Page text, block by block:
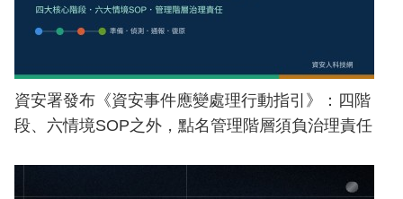
資安署發布《資安事件應變處理行動指引》：四階
段、六情境SOP之外，點名管理階層須負治理責任